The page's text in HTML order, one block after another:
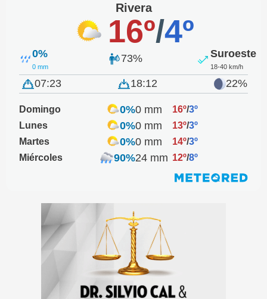
Rivera
16º/4º
0%
0 mm
73% Suroeste
18-40 km/h
07:23 18:12 22%
Domingo 0%0 mm 16º/3º
Lunes
0%0 mm 13º/3º
Martes
0%0 mm 14º/3º
Miércoles
90%24 mm 12º/8º